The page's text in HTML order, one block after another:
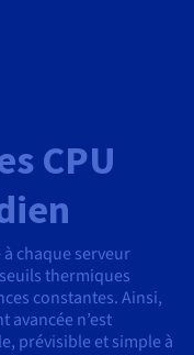
CPU
chaque serveur
thermiques
constantes. Ainsi,
n’est
prévisible et simple à